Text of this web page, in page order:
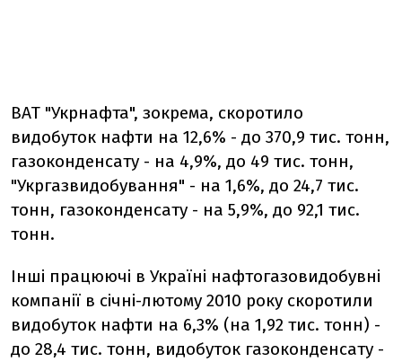
ВАТ "Укрнафта", зокрема, скоротило
видобуток нафти на 12,6% - до 370,9 тис. тонн,
газоконденсату - на 4,9%, до 49 тис. тонн,
"Укргазвидобування" - на 1,6%, до 24,7 тис.
тонн, газоконденсату - на 5,9%, до 92,1 тис.
тонн.
Інші працюючі в Україні нафтогазовидобувні
компанії в січні-лютому 2010 року скоротили
видобуток нафти на 6,3% (на 1,92 тис. тонн) -
до 28,4 тис. тонн, видобуток газоконденсату -